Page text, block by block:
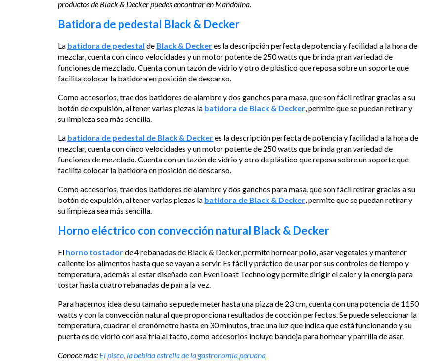
productos de Black & Decker puedes encontrar en Mandolina.
Batidora de pedestal Black & Decker
La batidora de pedestal de Black & Deckeres la descripción perfecta de potencia y facilidad a la hora de
mezclar, cuenta con cinco velocidades y un motor potente de 250 watts que brinda gran variedad de
funciones de mezclado. Cuenta con un tazón de vidrio y otro de plástico que reposa sobre un soporte que
facilita colocar la batidora en posición de descanso.
Como accesorios, trae dos batidores de alambre y dos ganchos para masa, que son fácil retirar gracias a su
botón de expulsión, al tener varias piezas la batidora de Black & Decker, permite que se puedan retirar y
su limpieza sea más sencilla.
La batidora de pedestal de Black & Deckeres la descripción perfecta de potencia y facilidad a la hora de
mezclar, cuenta con cinco velocidades y un motor potente de 250 watts que brinda gran variedad de
funciones de mezclado. Cuenta con un tazón de vidrio y otro de plástico que reposa sobre un soporte que
facilita colocar la batidora en posición de descanso.
Como accesorios, trae dos batidores de alambre y dos ganchos para masa, que son fácil retirar gracias a su
botón de expulsión, al tener varias piezas la batidora de Black & Decker, permite que se puedan retirar y
su limpieza sea más sencilla.
Horno eléctrico con convección natural Black & Decker
El horno tostadorde 4 rebanadas de Black & Decker, permite hornear pollo, asar vegetales y mantener
caliente los alimentos hasta que se vayan a servir. Es fácil y práctico de usar por sus controles de tiempo y
temperatura, además al estar diseñado con EvenToast Technology permite dirigir el calor y la energía para
tostar hasta cuatro rebanadas de pan a la vez.
Para hacernos idea de su tamaño se puede meter hasta una pizza de 23 cm, cuenta con una potencia de 1150
watts y con la convección natural que proporciona resultados de cocción perfectos. Se puede seleccionar la
temperatura, cuadrar el cronómetro hasta en 30 minutos, trae una luz que indica que está funcionando y su
puerta es de vidrio con asa fría al tacto, como accesorios incluye bandeja para hornear y parrilla de asar.
Conoce más: El pisco, la bebida estrella de la gastronomía peruana